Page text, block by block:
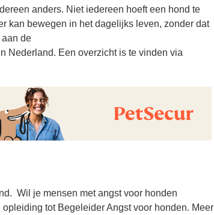
anders. Niet iedereen hoeft een hond te
kan bewegen in het dagelijks leven, zonder dat
de
Nederland. Een overzicht is te vinden via
Wil je mensen met angst voor honden
tot Begeleider Angst voor honden. Meer